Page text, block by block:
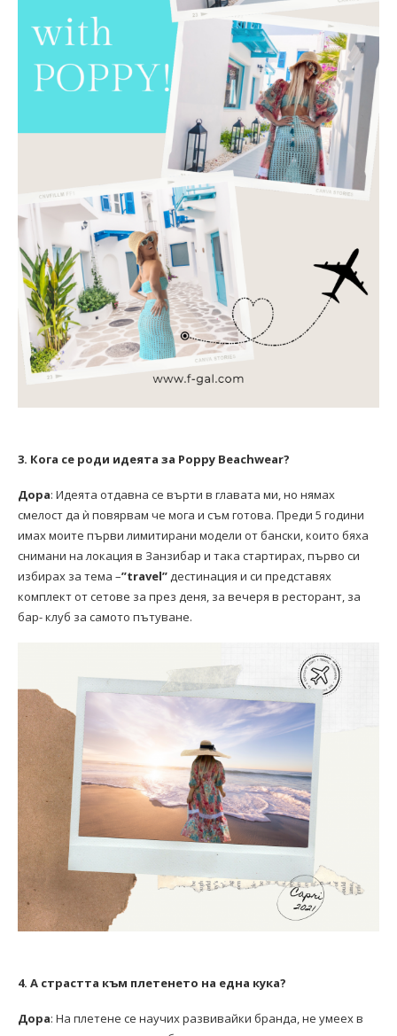
3. Кога се роди идеята за Poppy Beachwear?
Дора: Идеята отдавна се върти в главата ми, но нямах
смелост да ѝ повярвам че мога и съм готова. Преди 5 години
имах моите първи лимитирани модели от бански, които бяха
снимани на локация в Занзибар и така стартирах, първо си
избирах за тема –”travel”дестинация и си представях
комплект от сетове за през деня, за вечеря в ресторант, за
бар- клуб за самото пътуване.
4. А страстта към плетенето на една кука?
Дора: На плетене се научих развивайки бранда, не умеех в